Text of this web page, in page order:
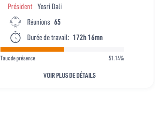
Président Yosri Dali
Réunions 65
Durée de travail: 172h 16mn
Taux de présence 51.14%
VOIR PLUS DE DÉTAILS